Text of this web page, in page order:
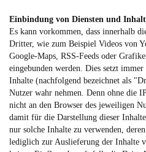
Einbindung von Diensten und
Es kann vorkommen, dass innerhalb
Dritter, wie zum Beispiel Videos von
Google-Maps, RSS-Feeds oder
eingebunden werden. Dies setzt
Inhalte (nachfolgend bezeichnet als
Nutzer wahr nehmen. Denn ohne die
nicht an den Browser des jeweiligen
damit für die Darstellung dieser
nur solche Inhalte zu verwenden,
lediglich zur Auslieferung der Inhalte